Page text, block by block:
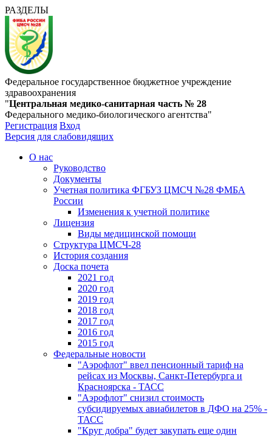
РАЗДЕЛЫ
Федеральное государственное бюджетное учреждение
здравоохранения
"Центральная медико-санитарная часть № 28
Федерального медико-биологического агентства"
Регистрация Вход
Версия для слабовидящих
О нас
Руководство
Документы
Учетная политика ФГБУЗ ЦМСЧ №28 ФМБА
России
Изменения к учетной политике
Лицензия
Виды медицинской помощи
Структура ЦМСЧ-28
История создания
Доска почета
2021 год
2020 год
2019 год
2018 год
2017 год
2016 год
2015 год
Федеральные новости
"Аэрофлот" ввел пенсионный тариф на
рейсах из Москвы, Санкт-Петербурга и
Красноярска - ТАСС
"Аэрофлот" снизил стоимость
субсидируемых авиабилетов в ДФО на 25% -
ТАСС
"Круг добра" будет закупать еще один